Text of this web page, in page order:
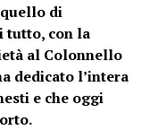
di
tutto, con la
al Colonnello
dedicato l’intera
e che oggi